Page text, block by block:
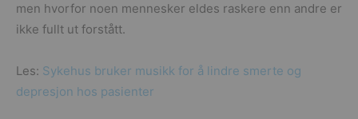
men hvorfor noen mennesker eldes raskere enn andre er
ikke fullt ut forstått.
Les: Sykehus bruker musikk for å lindre smerte og
depresjon hos pasienter